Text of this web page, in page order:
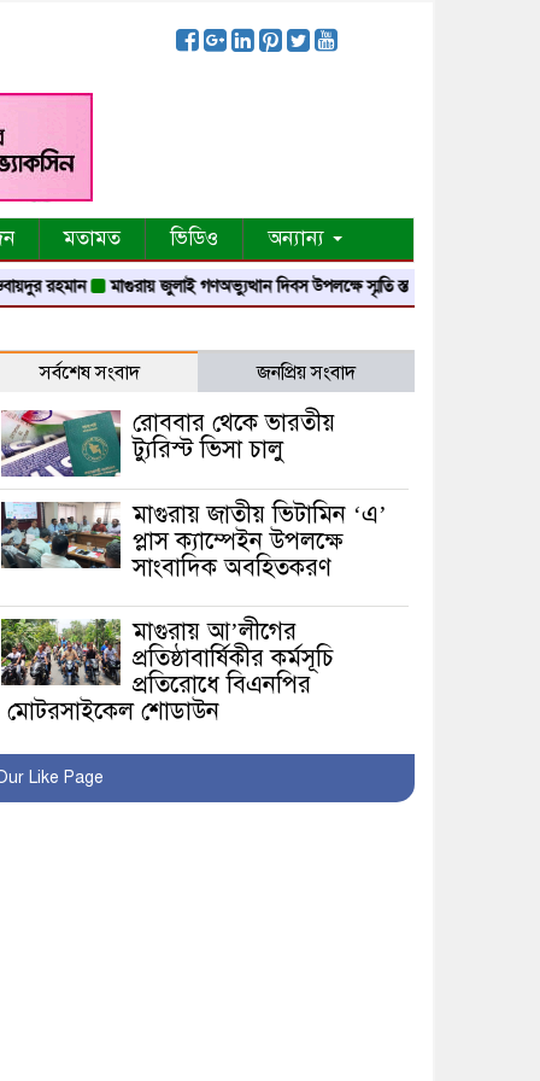
মতামত ভিডিও অন্যান্য
মাগুরায় জুলাই গণঅভ্যুত্থান দিবস উপলক্ষে স্মৃতি স্তম্ভে শ্রদ্ধা নিবেদন
সর্বশেষ সংবাদ জনপ্রিয় সংবাদ
রোববার থেকে ভারতীয়
ট্যুরিস্ট ভিসা চালু
মাগুরায় জাতীয় ভিটামিন ‘এ’
প্লাস ক্যাম্পেইন উপলক্ষে
সাংবাদিক অবহিতকরণ
মাগুরায় আ’লীগের
প্রতিষ্ঠাবার্ষিকীর কর্মসূচি
প্রতিরোধে বিএনপির
মোটরসাইকেল শোডাউন
মাগুরার ডিসি
Like Page